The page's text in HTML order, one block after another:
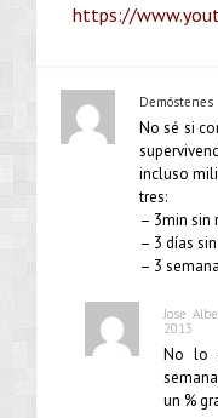
https://
Demóstenes
No sé si
incluso
tres:
– 3min sin
– 3 días
– 3
Jose
2013
No lo
un %